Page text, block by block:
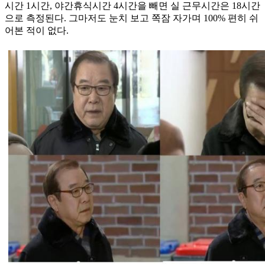
시간 1시간, 야간휴식시간 4시간을 빼면 실 근무시간은 18시간
으로 측정된다. 그마저도 눈치 보고 쪽잠 자가며 100% 편히 쉬
어본 적이 없다.